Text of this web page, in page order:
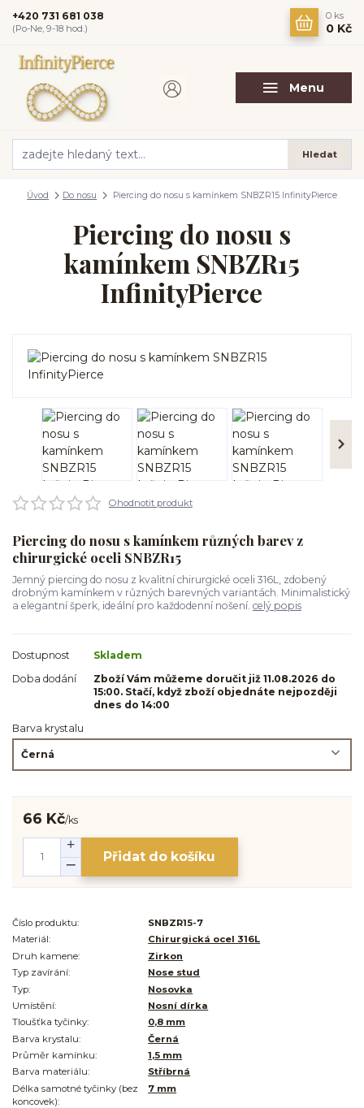
Menu
Hledat
+420 731 681 038
(Po-Ne, 9-18 hod.)
0 ks
0 Kč
Úvod Do nosu Piercing do nosu s kamínkem SNBZR15 InfinityPierce
Piercing do nosu s
kamínkem SNBZR15
InfinityPierce
Ohodnotit produkt
Piercing do nosu s kamínkem různých barev z
chirurgické oceli SNBZR15
Jemný piercing do nosu z kvalitní chirurgické oceli 316L, zdobený
drobným kamínkem v různých barevných variantách. Minimalistický
a elegantní šperk, ideální pro každodenní nošení. celý popis
Dostupnost
Skladem
Doba dodání
Zboží Vám můžeme doručit již 11.08.2026 do
15:00. Stačí, když zboží objednáte nejpozději
dnes do 14:00
Barva krystalu
66 Kč/ks
Přidat do košíku
Číslo produktu:
SNBZR15-7
Materiál:
Chirurgická ocel 316L
Druh kamene:
Zirkon
Typ zavírání:
Nose stud
Typ:
Nosovka
Umístění:
Nosní dírka
Tloušťka tyčinky:
0,8 mm
Barva krystalu:
Černá
Průměr kamínku:
1,5 mm
Barva materiálu:
Stříbrná
Délka samotné tyčinky (bez
koncovek):
7 mm